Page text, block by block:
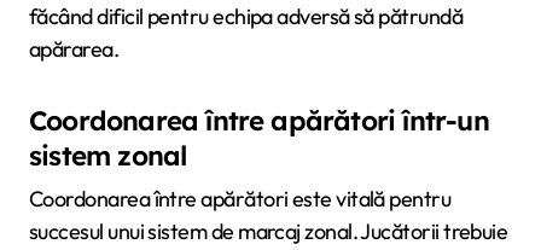
făcând dificil pentru echipa adversă să pătrundă
apărarea.
Coordonarea între apărători într-un
sistem zonal
Coordonarea între apărători este vitală pentru
succesul unui sistem de marcaj zonal. Jucătorii trebuie